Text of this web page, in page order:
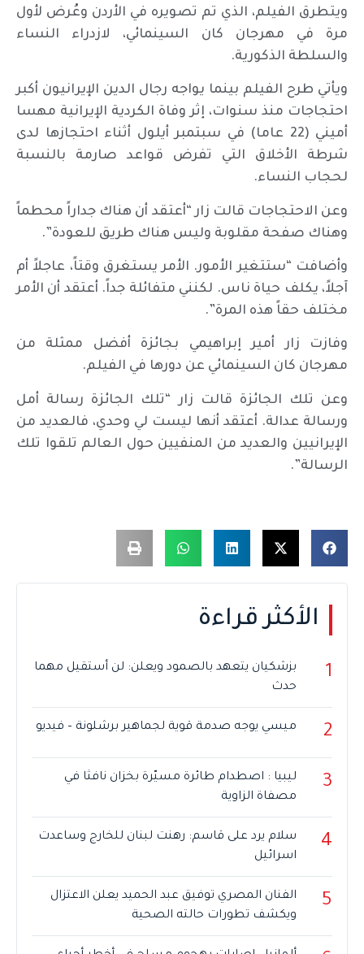
ويتطرق الفيلم، الذي تم تصويره في الأردن وعُرض لأول
مرة في مهرجان كان السينمائي، لازدراء النساء
والسلطة الذكورية.
ويأتي طرح الفيلم بينما يواجه رجال الدين الإيرانيون أكبر
احتجاجات منذ سنوات، إثر وفاة الكردية الإيرانية مهسا
أميني (22 عاما) في سبتمبر أيلول أثناء احتجازها لدى
شرطة الأخلاق التي تفرض قواعد صارمة بالنسبة
لحجاب النساء.
وعن الاحتجاجات قالت زار “أعتقد أن هناك جداراً محطماً
وهناك صفحة مقلوبة وليس هناك طريق للعودة”.
وأضافت “ستتغير الأمور. الأمر يستغرق وقتاً، عاجلاً أم
آجلاً، يكلف حياة ناس. لكنني متفائلة جداً. أعتقد أن الأمر
مختلف حقاً هذه المرة”.
وفازت زار أمير إبراهيمي بجائزة أفضل ممثلة من
مهرجان كان السينمائي عن دورها في الفيلم.
وعن تلك الجائزة قالت زار “تلك الجائزة رسالة أمل
ورسالة عدالة. أعتقد أنها ليست لي وحدي، فالعديد من
الإيرانيين والعديد من المنفيين حول العالم تلقوا تلك
الرسالة”.
الأكثر قراءة
1
بزشكيان يتعهد بالصمود ويعلن: لن أستقيل مهما
حدث
2 ميسي يوجه صدمة قوية لجماهير برشلونة – فيديو
3
ليبيا : اصطدام طائرة مسيّرة بخزان نافثا في
مصفاة الزاوية
4
سلام يرد على قاسم: رهنت لبنان للخارج وساعدت
اسرائيل
5
الفنان المصري توفيق عبد الحميد يعلن الاعتزال
ويكشف تطورات حالته الصحية